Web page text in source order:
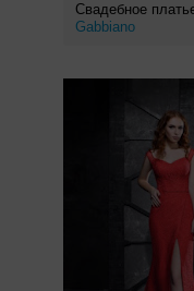
Свадебное
Gabbiano